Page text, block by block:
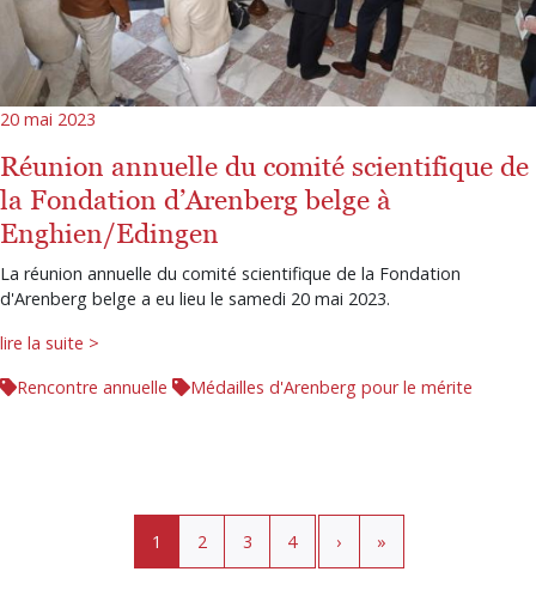
20 mai 2023
Réunion annuelle du comité scientifique de
la Fondation d’Arenberg belge à
Enghien/Edingen
La réunion annuelle du comité scientifique de la Fondation
d'Arenberg belge a eu lieu le samedi 20 mai 2023.
lire la suite >
Rencontre annuelle
Médailles d'Arenberg pour le mérite
Page courante
1 Page
2 Page
3 Page
4 ›› »»